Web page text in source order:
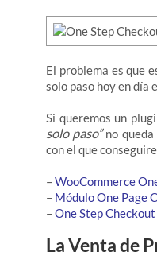
El problema es que
solo paso hoy en día
Si queremos un
solo paso”no queda
con el que
–WooCommerce
– Módulo One Page
–One Step
La Venta de